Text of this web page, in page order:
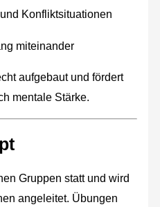
Konfliktsituationen
miteinander
aufgebaut und fördert
mentale Stärke.
Gruppen statt und wird
angeleitet. Übungen